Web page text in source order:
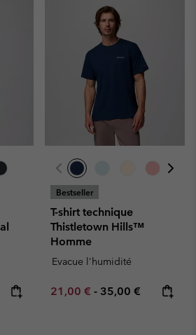
Bestseller
T-shirt technique
Thistletown Hills™
Homme
Evacue l'humidité
Minimum sale price:
21,00 € - Maximum price:
35,00 €